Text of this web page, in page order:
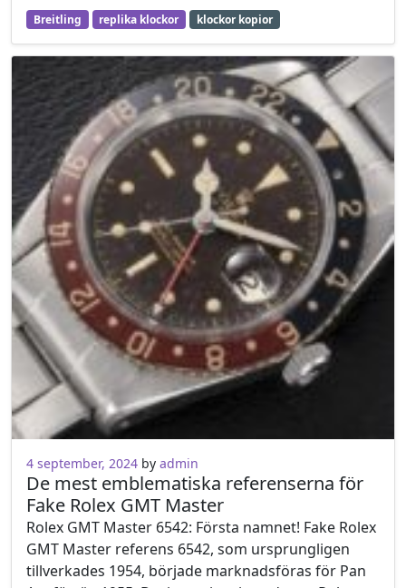
Breitling replika klockor klockor kopior
4 september, 2024 by admin
De mest emblematiska referenserna för
Fake Rolex GMT Master
Rolex GMT Master 6542: Första namnet! Fake Rolex
GMT Master referens 6542, som ursprungligen
tillverkades 1954, började marknadsföras för Pan